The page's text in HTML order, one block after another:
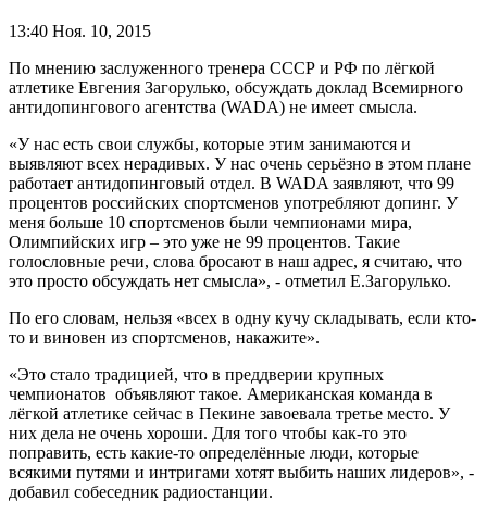
13:40 Ноя. 10, 2015
По мнению заслуженного тренера СССР и РФ по лёгкой
атлетике Евгения Загорулько, обсуждать доклад Всемирного
антидопингового агентства (WADA) не имеет смысла.
«У нас есть свои службы, которые этим занимаются и
выявляют всех нерадивых. У нас очень серьёзно в этом плане
работает антидопинговый отдел. В WADA заявляют, что 99
процентов российских спортсменов употребляют допинг. У
меня больше 10 спортсменов были чемпионами мира,
Олимпийских игр – это уже не 99 процентов. Такие
голословные речи, слова бросают в наш адрес, я считаю, что
это просто обсуждать нет смысла», - отметил Е.Загорулько.
По его словам, нельзя «всех в одну кучу складывать, если кто-
то и виновен из спортсменов, накажите».
«Это стало традицией, что в преддверии крупных
чемпионатов объявляют такое. Американская команда в
лёгкой атлетике сейчас в Пекине завоевала третье место. У
них дела не очень хороши. Для того чтобы как-то это
поправить, есть какие-то определённые люди, которые
всякими путями и интригами хотят выбить наших лидеров», -
добавил собеседник радиостанции.